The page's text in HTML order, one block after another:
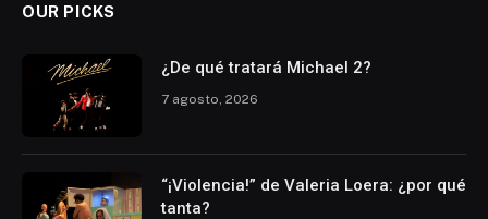
OUR PICKS
¿De qué tratará Michael 2?
7 agosto, 2026
“¡Violencia!” de Valeria Loera: ¿por qué
tanta?